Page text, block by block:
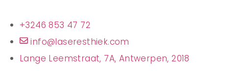
+3246 853 47 72
info@laseresthiek.com
Lange Leemstraat, 7A, Antwerpen, 2018